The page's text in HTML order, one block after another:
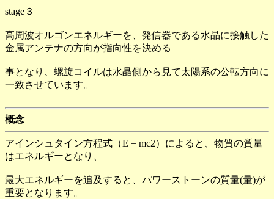
stage３
高周波オルゴンエネルギーを、発信器である水晶に接触した
金属アンテナの方向が指向性を決める
事となり、螺旋コイルは水晶側から見て太陽系の公転方向に
一致させています。
概念
アインシュタイン方程式（E = mc2）によると、物質の質量
はエネルギーとなり、
最大エネルギーを追及すると、パワーストーンの質量(量)が
重要となります。